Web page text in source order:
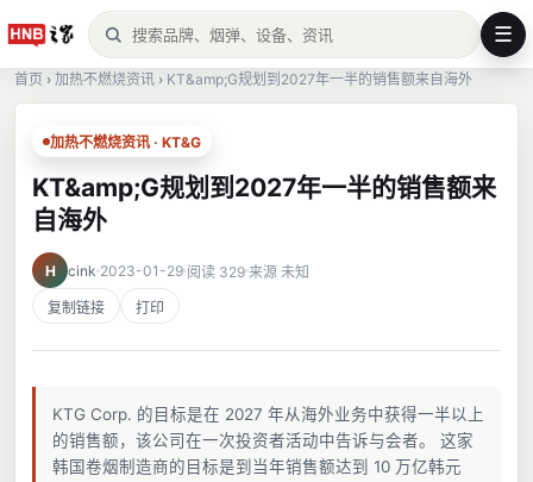
☰
首页 › 加热不燃烧资讯 › KT&amp;G规划到2027年一半的销售额来自海外
加热不燃烧资讯 · KT&G
KT&amp;G规划到2027年一半的销售额来
自海外
H cink 2023-01-29 阅读 329 来源 未知
复制链接 打印
KTG Corp. 的目标是在 2027 年从海外业务中获得一半以上
的销售额，该公司在一次投资者活动中告诉与会者。 这家
韩国卷烟制造商的目标是到当年销售额达到 10 万亿韩元